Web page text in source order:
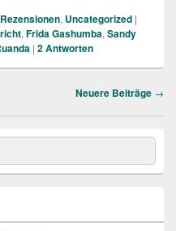
Rezensionen, Uncategorized |
, Frida Gashumba, Sandy
| 2Antworten
Neuere Beiträge →